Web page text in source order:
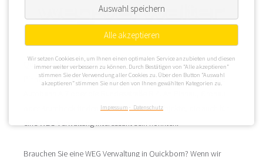
Quickborn ist eine Stadt im äußersten Osten des Kreises
Pinneberg. Eine WEG Verwaltung erreicht Quickborn über die
oder Krumbeck finden sich interessante Objekte, die auch für
eine WEG Verwaltung interessant sein könnten.
Brauchen Sie eine WEG Verwaltung in Quickborn? Wenn wir
Auswahl speichern
Alle akzeptieren
Wir setzen Cookies ein, um Ihnen einen optimalen Service anzubieten und diesen
immer weiter verbessern zu können. Durch Bestätigen von “Alle akzeptieren”
stimmen Sie der Verwendung aller Cookies zu. Über den Button “Auswahl
akzeptieren” stimmen Sie nur den von Ihnen gewählten Kategorien zu.
Impressum Datenschutz